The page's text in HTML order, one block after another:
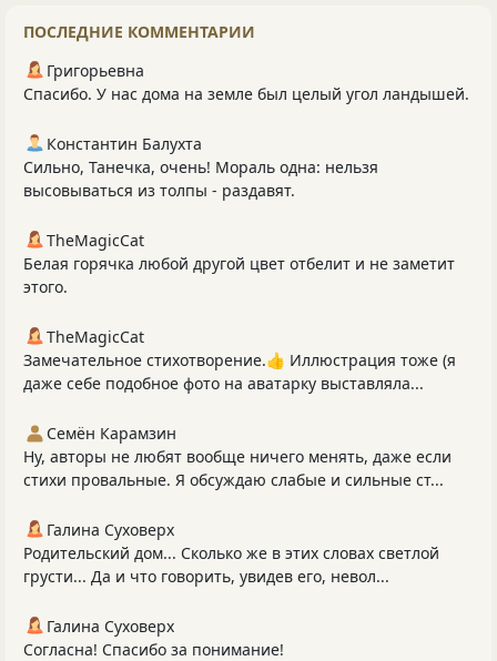
ПОСЛЕДНИЕ КОММЕНТАРИИ
Григорьевна
Спасибо. У нас дома на земле был целый угол ландышей.
Константин Балухта
Сильно, Танечка, очень! Мораль одна: нельзя
высовываться из толпы - раздавят.
TheMagicCat
Белая горячка любой другой цвет отбелит и не заметит
этого.
TheMagicCat
Замечательное стихотворение.👍 Иллюстрация тоже (я
даже себе подобное фото на аватарку выставляла...
Семён Карамзин
Ну, авторы не любят вообще ничего менять, даже если
стихи провальные. Я обсуждаю слабые и сильные ст...
Галина Суховерх
Родительский дом... Сколько же в этих словах светлой
грусти... Да и что говорить, увидев его, невол...
Галина Суховерх
Согласна! Спасибо за понимание!